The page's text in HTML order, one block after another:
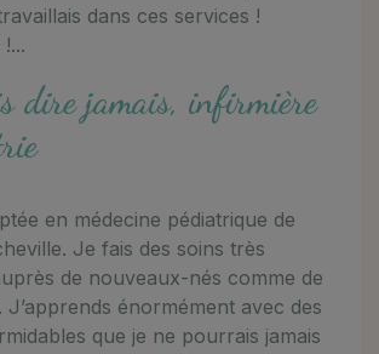
dans ces services !
dire jamais, infirmière
en médecine pédiatrique de
Je fais des soins très
de nouveaux-nés comme de
J’apprends énormément avec des
que je ne pourrais jamais